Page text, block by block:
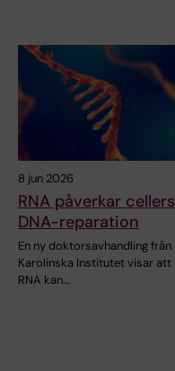
8 jun 2026
RNA påverkar cellers
DNA-reparation
En ny doktorsavhandling från
Karolinska Institutet visar att
RNA kan…